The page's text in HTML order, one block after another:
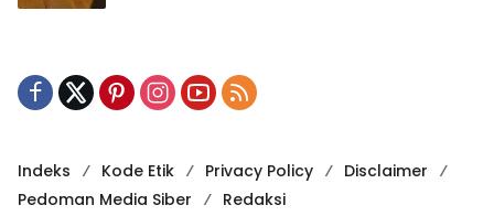
Indeks Kode Etik Privacy Policy
Disclaimer
Pedoman Media Siber
Redaksi